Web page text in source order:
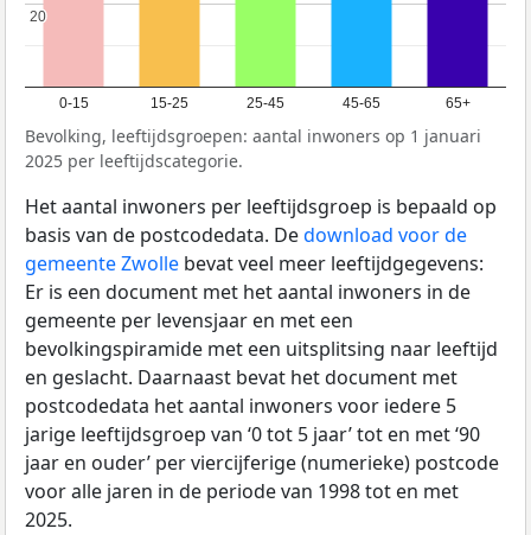
0-15 15-25 25-45 45-65 65+
20
20
Bevolking, leeftijdsgroepen: aantal inwoners op 1 januari
2025 per leeftijdscategorie.
Het aantal inwoners per leeftijdsgroep is bepaald op
basis van de postcodedata. Dedownload voor de
gemeente Zwolle bevat veel meer leeftijdgegevens:
Er is een document met het aantal inwoners in de
gemeente per levensjaar en met een
bevolkingspiramide met een uitsplitsing naar leeftijd
en geslacht. Daarnaast bevat het document met
postcodedata het aantal inwoners voor iedere 5
jarige leeftijdsgroep van ‘0 tot 5 jaar’ tot en met ‘90
jaar en ouder’ per viercijferige (numerieke) postcode
voor alle jaren in de periode van 1998 tot en met
2025.